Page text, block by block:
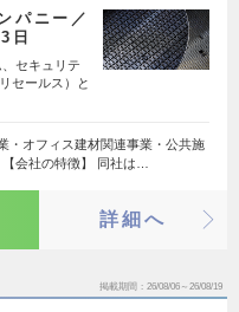
パニー／
日
セキュリテ
セールス）と
・オフィス建材関連事業・公共施
会社の特徴】 同社は…
詳細へ
掲載期間 26/08/06～26/08/19